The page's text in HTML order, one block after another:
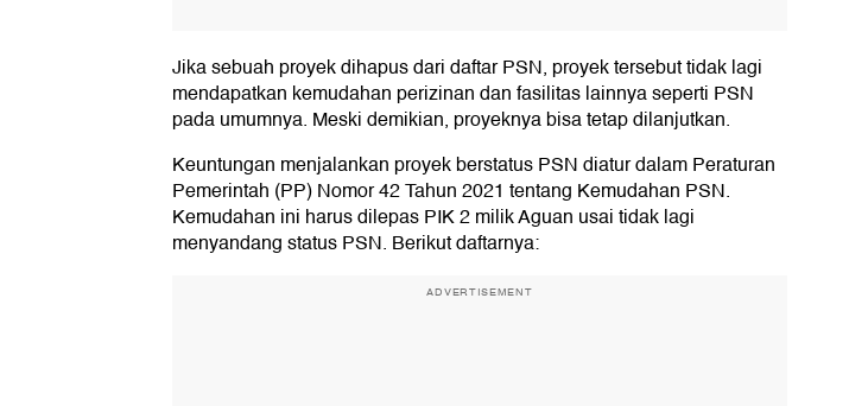
Jika sebuah proyek dihapus dari daftar PSN, proyek tersebut tidak lagi
mendapatkan kemudahan perizinan dan fasilitas lainnya seperti PSN
pada umumnya. Meski demikian, proyeknya bisa tetap dilanjutkan.
Keuntungan menjalankan proyek berstatus PSN diatur dalam Peraturan
Pemerintah (PP) Nomor 42 Tahun 2021 tentang Kemudahan PSN.
Kemudahan ini harus dilepas PIK 2 milik Aguan usai tidak lagi
menyandang status PSN. Berikut daftarnya:
ADVERTISEMENT